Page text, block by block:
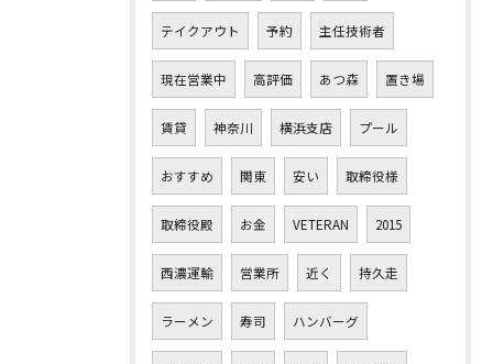
テイクアウト 予約 主任技術者
現在営業中 高評価 あつ森 置き場
賃貸 神奈川 横浜支店 プール
おすすめ 関東 安い 取締役様
取締役殿 お金 VETERAN 2015
西濃運輸 営業所 近く 持久走
ラーメン 寿司 ハンバーグ